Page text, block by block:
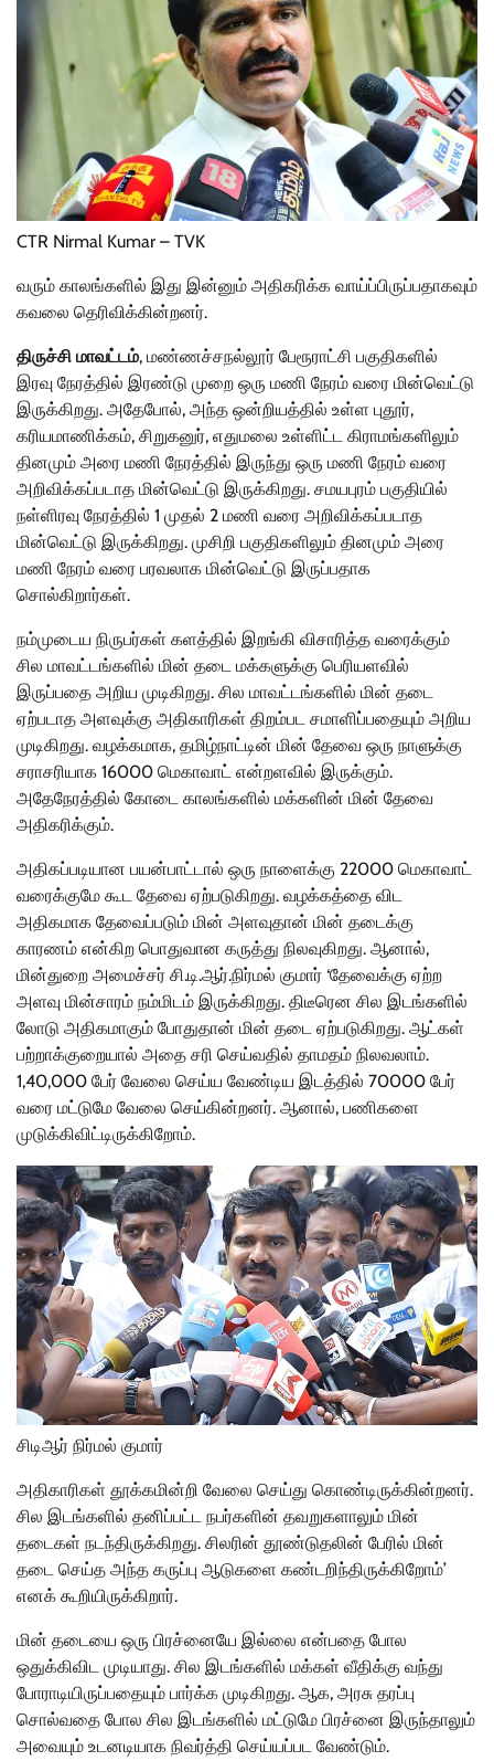
CTR Nirmal Kumar – TVK
வரும் காலங்களில் இது இன்னும் அதிகரிக்க வாய்ப்பிருப்பதாகவும்
கவலை தெரிவிக்கின்றனர்.
திருச்சி மாவட்டம், மண்ணச்சநல்லூர் பேரூராட்சி பகுதிகளில்
இரவு நேரத்தில் இரண்டு முறை ஒரு மணி நேரம் வரை மின்வெட்டு
இருக்கிறது. அதேபோல், அந்த ஒன்றியத்தில் உள்ள புதூர்,
கரியமாணிக்கம், சிறுகனுர், எதுமலை உள்ளிட்ட கிராமங்களிலும்
தினமும் அரை மணி நேரத்தில் இருந்து ஒரு மணி நேரம் வரை
அறிவிக்கப்படாத மின்வெட்டு இருக்கிறது. சமயபுரம் பகுதியில்
நள்ளிரவு நேரத்தில் 1 முதல் 2 மணி வரை அறிவிக்கப்படாத
மின்வெட்டு இருக்கிறது. முசிறி பகுதிகளிலும் தினமும் அரை
மணி நேரம் வரை பரவலாக மின்வெட்டு இருப்பதாக
சொல்கிறார்கள்.
நம்முடைய நிருபர்கள் களத்தில் இறங்கி விசாரித்த வரைக்கும்
சில மாவட்டங்களில் மின் தடை மக்களுக்கு பெரியளவில்
இருப்பதை அறிய முடிகிறது. சில மாவட்டங்களில் மின் தடை
ஏற்படாத அளவுக்கு அதிகாரிகள் திறம்பட சமாளிப்பதையும் அறிய
முடிகிறது. வழக்கமாக, தமிழ்நாட்டின் மின் தேவை ஒரு நாளுக்கு
சராசரியாக 16000 மெகாவாட் என்றளவில் இருக்கும்.
அதேநேரத்தில் கோடை காலங்களில் மக்களின் மின் தேவை
அதிகரிக்கும்.
அதிகப்படியான பயன்பாட்டால் ஒரு நாளைக்கு 22000 மெகாவாட்
வரைக்குமே கூட தேவை ஏற்படுகிறது. வழக்கத்தை விட
அதிகமாக தேவைப்படும் மின் அளவுதான் மின் தடைக்கு
காரணம் என்கிற பொதுவான கருத்து நிலவுகிறது. ஆனால்,
மின்துறை அமைச்சர் சி.டி.ஆர்.நிர்மல் குமார் ‘தேவைக்கு ஏற்ற
அளவு மின்சாரம் நம்மிடம் இருக்கிறது. திடீரென சில இடங்களில்
லோடு அதிகமாகும் போதுதான் மின் தடை ஏற்படுகிறது. ஆட்கள்
பற்றாக்குறையால் அதை சரி செய்வதில் தாமதம் நிலவலாம்.
1,40,000 பேர் வேலை செய்ய வேண்டிய இடத்தில் 70000 பேர்
வரை மட்டுமே வேலை செய்கின்றனர். ஆனால், பணிகளை
முடுக்கிவிட்டிருக்கிறோம்.
சிடிஆர் நிர்மல் குமார்
அதிகாரிகள் தூக்கமின்றி வேலை செய்து கொண்டிருக்கின்றனர்.
சில இடங்களில் தனிப்பட்ட நபர்களின் தவறுகளாலும் மின்
தடைகள் நடந்திருக்கிறது. சிலரின் தூண்டுதலின் பேரில் மின்
தடை செய்த அந்த கருப்பு ஆடுகளை கண்டறிந்திருக்கிறோம்’
எனக் கூறியிருக்கிறார்.
மின் தடையை ஒரு பிரச்னையே இல்லை என்பதை போல
ஒதுக்கிவிட முடியாது. சில இடங்களில் மக்கள் வீதிக்கு வந்து
போராடியிருப்பதையும் பார்க்க முடிகிறது. ஆக, அரசு தரப்பு
சொல்வதை போல சில இடங்களில் மட்டுமே பிரச்னை இருந்தாலும்
அவையும் உடனடியாக நிவர்த்தி செய்யப்பட வேண்டும்.